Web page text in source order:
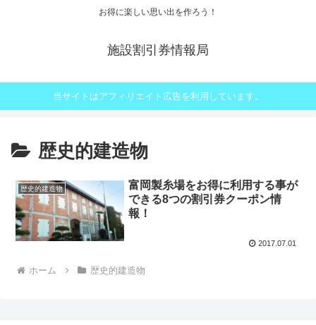
お得に楽しい思い出を作ろう！
施設割引券情報局
当サイトはアフィリエイト広告を利用しています。
歴史的建造物
歴史的建造物
富岡製糸場をお得に利用する事が
できる8つの割引券クーポン情
報！
2017.07.01
ホーム 歴史的建造物